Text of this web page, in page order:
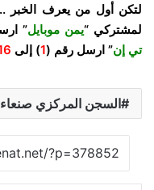
لتكن أول من يعرف
لمشتركي “يمن موبايل”
تي إن” ارسل رقم (1) إلى
السجن المركزي صنعاء